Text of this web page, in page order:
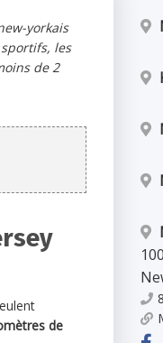
yorkais
les
de 2
de